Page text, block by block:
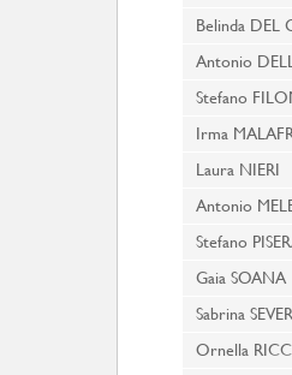
Belinda
Antonio
Stefano
Irma
Laura NIERI
Antonio
Stefano
Gaia
Sabrina
Ornella